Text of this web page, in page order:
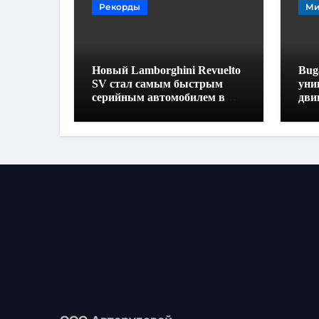
Рекорды
Новый Lamborghini Revuelto
SV стал самым быстрым
серийным автомобилем в